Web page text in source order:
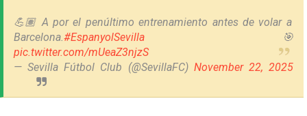
💪🏽 A por el penúltimo entrenamiento antes de volar a
Barcelona.#EspanyolSevilla 🎯
pic.twitter.com/mUeaZ3njzS
— Sevilla Fútbol Club (@SevillaFC) November 22, 2025